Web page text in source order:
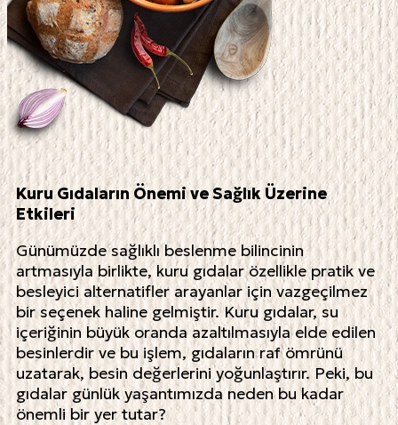
Kuru Gıdaların Önemi ve Sağlık Üzerine
Etkileri
Günümüzde sağlıklı beslenme bilincinin
artmasıyla birlikte, kuru gıdalar özellikle pratik ve
besleyici alternatifler arayanlar için vazgeçilmez
bir seçenek haline gelmiştir. Kuru gıdalar, su
içeriğinin büyük oranda azaltılmasıyla elde edilen
besinlerdir ve bu işlem, gıdaların raf ömrünü
uzatarak, besin değerlerini yoğunlaştırır. Peki, bu
gıdalar günlük yaşantımızda neden bu kadar
önemli bir yer tutar?